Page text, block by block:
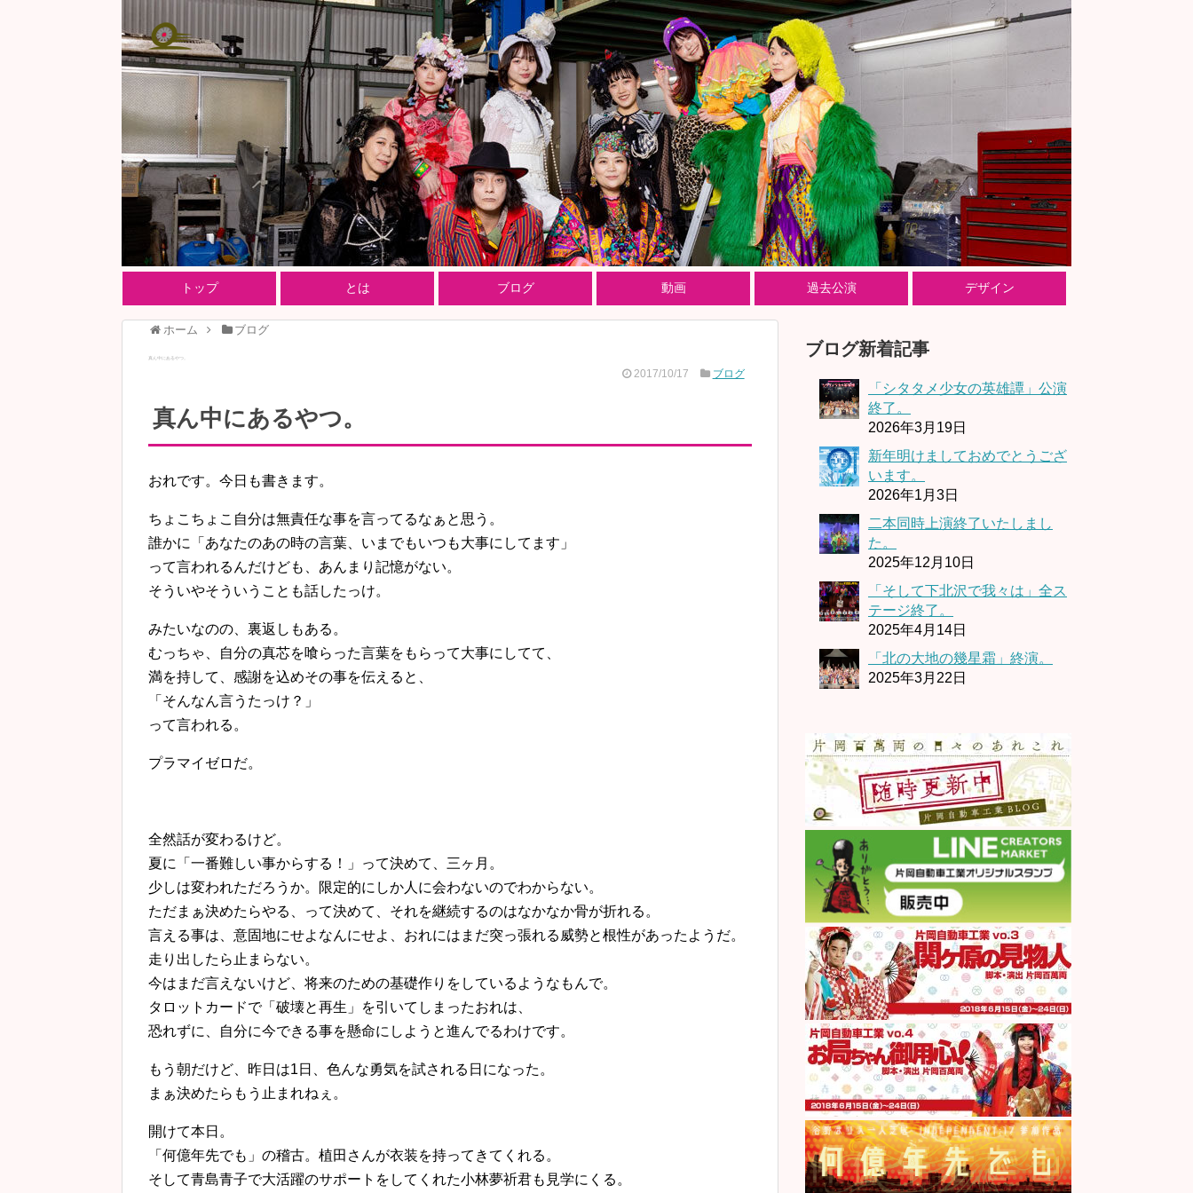
トップ とは ブログ 動画 過去公演 デザイン
ホーム ブログ
真ん中にあるやつ。
2017/10/17 ブログ
真ん中にあるやつ。
おれです。今日も書きます。
ちょこちょこ自分は無責任な事を言ってるなぁと思う。
誰かに「あなたのあの時の言葉、いまでもいつも大事にしてます」
って言われるんだけども、あんまり記憶がない。
そういやそういうことも話したっけ。
みたいなのの、裏返しもある。
むっちゃ、自分の真芯を喰らった言葉をもらって大事にしてて、
満を持して、感謝を込めその事を伝えると、
「そんなん言うたっけ？」
って言われる。
プラマイゼロだ。
全然話が変わるけど。
夏に「一番難しい事からする！」って決めて、三ヶ月。
少しは変われただろうか。限定的にしか人に会わないのでわからない。
ただまぁ決めたらやる、って決めて、それを継続するのはなかなか骨が折れる。
言える事は、意固地にせよなんにせよ、おれにはまだ突っ張れる威勢と根性があったようだ。
走り出したら止まらない。
今はまだ言えないけど、将来のための基礎作りをしているようなもんで。
タロットカードで「破壊と再生」を引いてしまったおれは、
恐れずに、自分に今できる事を懸命にしようと進んでるわけです。
もう朝だけど、昨日は1日、色んな勇気を試される日になった。
まぁ決めたらもう止まれねぇ。
開けて本日。
「何億年先でも」の稽古。植田さんが衣装を持ってきてくれる。
そして青島青子で大活躍のサポートをしてくれた小林夢祈君も見学にくる。
ブログ新着記事
「シタタメ少女の英雄譚」公演
終了。
2026年3月19日
新年明けましておめでとうござ
います。
2026年1月3日
二本同時上演終了いたしまし
た。
2025年12月10日
「そして下北沢で我々は」全ス
テージ終了。
2025年4月14日
「北の大地の幾星霜」終演。
2025年3月22日